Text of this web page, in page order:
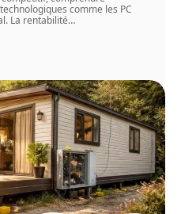
comme les PC
La rentabilité…